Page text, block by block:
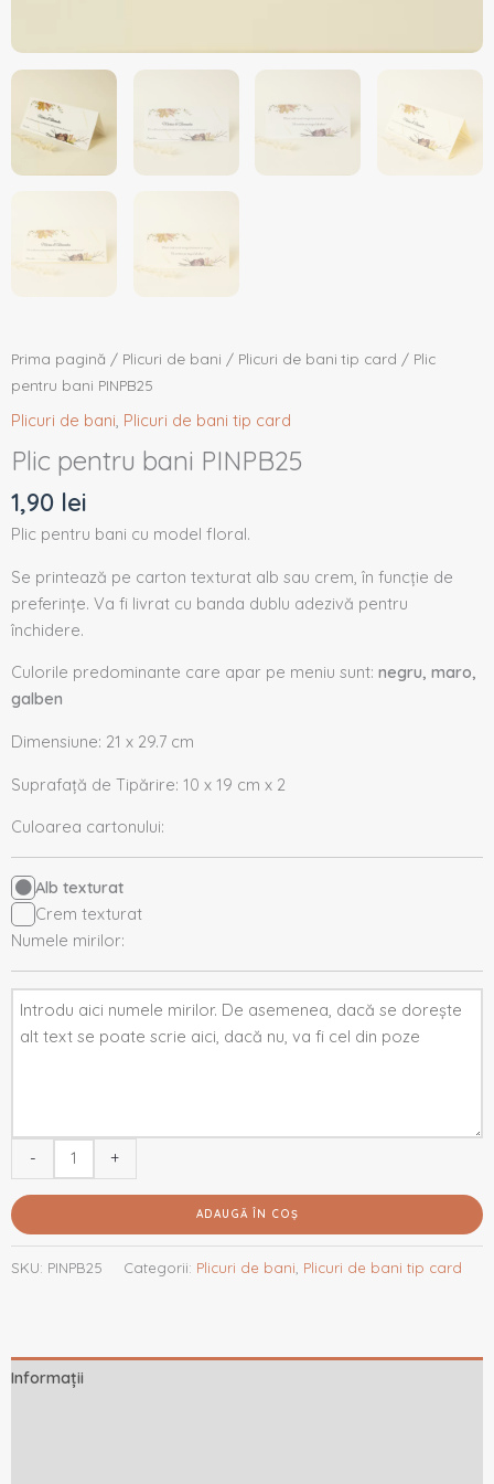
Prima pagină / Plicuri de bani / Plicuri de bani tip card / Plic
pentru bani PINPB25
Plicuri de bani, Plicuri de bani tip card
Plic pentru bani PINPB25
1,90 lei
Plic pentru bani cu model floral.
Se printează pe carton texturat alb sau crem, în funcție de
preferințe. Va fi livrat cu banda dublu adezivă pentru
închidere.
Culorile predominante care apar pe meniu sunt: negru, maro,
galben
Dimensiune: 21 x 29.7 cm
Suprafață de Tipărire: 10 x 19 cm x 2
Culoarea cartonului:
Alb texturat
Crem texturat
Numele mirilor:
- +
ADAUGĂ ÎN COȘ
SKU: PINPB25 Categorii: Plicuri de bani Plicuri de bani tip card
Informații